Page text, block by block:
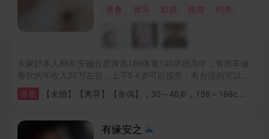
美食
音乐 影视 旅游 钓鱼
大家好本人86年安徽合肥身高185体重140学历高中，有房车做
餐饮的年收入20万左右，上下5-6岁可以接受，有合适的可以了
解
寻觅 【未婚】【离异】【丧偶】，30～46岁，158～166cm，初中，3~4千，儿子归对方
有缘安之